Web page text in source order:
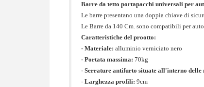
Barre da tetto portapacchi universali per
Le barre presentano una doppia chiave di
Le Barre da 140 Cm. sono compatibili per
Caratteristiche del prootto:
- Materiale: alluminio verniciato nero
- Portata massima: 70kg
- Serrature antifurto situate all'interno delle
- Larghezza profili: 9cm